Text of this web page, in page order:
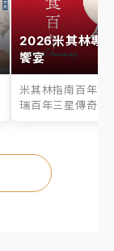
2026米其林專
饗宴
米其林指南百年之
瑞百年三星傳奇、